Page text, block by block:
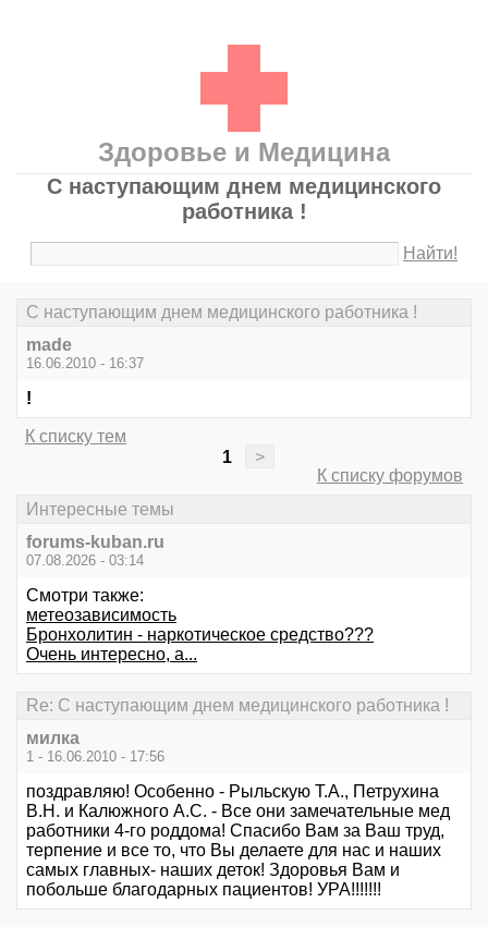
Здоровье и Медицина
С наступающим днем медицинского
работника !
Найти!
С наступающим днем медицинского работника !
made
16.06.2010 - 16:37
!
К списку тем
1
>
К списку форумов
Интересные темы
forums-kuban.ru
07.08.2026 - 03:14
Смотри также:
метеозависимость
Бронхолитин - наркотическое средство???
Очень интересно, а...
Re: С наступающим днем медицинского работника !
милка
1 - 16.06.2010 - 17:56
поздравляю! Особенно - Рыльскую Т.А., Петрухина
В.Н. и Калюжного А.С. - Все они замечательные мед
работники 4-го роддома! Спасибо Вам за Ваш труд,
терпение и все то, что Вы делаете для нас и наших
самых главных- наших деток! Здоровья Вам и
побольше благодарных пациентов! УРА!!!!!!!